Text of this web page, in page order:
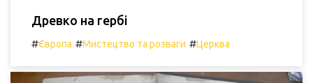
Древко на гербі
#Європа #Мистецтво та розваги #Церква